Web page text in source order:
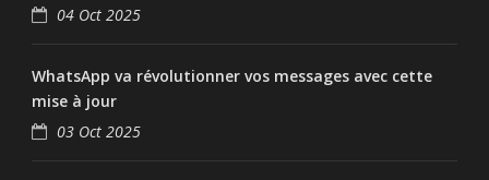
04 Oct 2025
WhatsApp va révolutionner vos messages avec cette
mise à jour
03 Oct 2025